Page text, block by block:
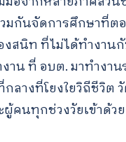
วมกันจัดการศึกษาที่ต
สนิท ที่ไม่ได้ทำงาน
าน ที่ อบต. มาทำงา
ลางที่โยงใยวิถีชีวิต
ผู้คนทุกช่วงวัยเข้าด้ว